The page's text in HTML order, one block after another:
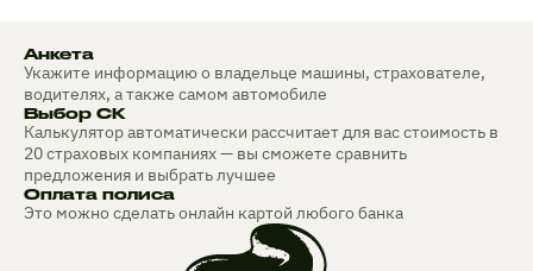
Анкета
Укажите информацию о владельце машины, страхователе,
водителях, а также самом автомобиле
Выбор СК
Калькулятор автоматически рассчитает для вас стоимость в
20 страховых компаниях — вы сможете сравнить
предложения и выбрать лучшее
Оплата полиса
Это можно сделать онлайн картой любого банка